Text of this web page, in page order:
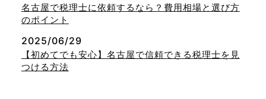
名古屋で税理士に依頼するなら？費用相場と選び方
のポイント
2025/06/29
【初めてでも安心】名古屋で信頼できる税理士を見
つける方法